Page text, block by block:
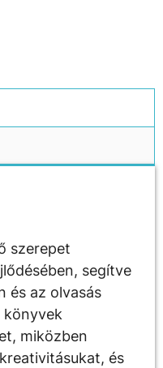
szerepet
segítve
és az olvasás
könyvek
miközben
és